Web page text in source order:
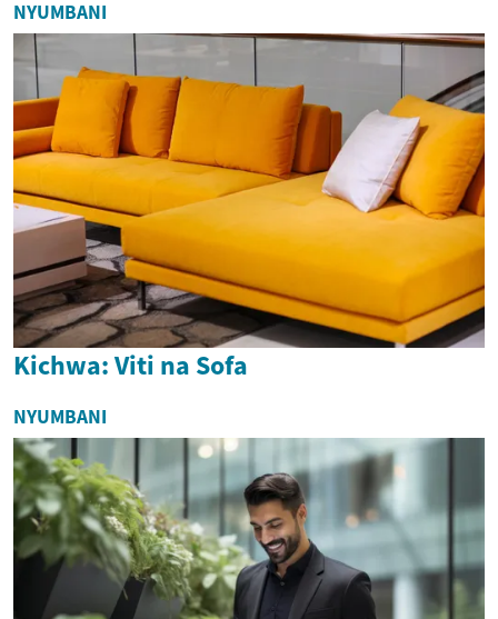
NYUMBANI
Kichwa: Viti na Sofa
NYUMBANI